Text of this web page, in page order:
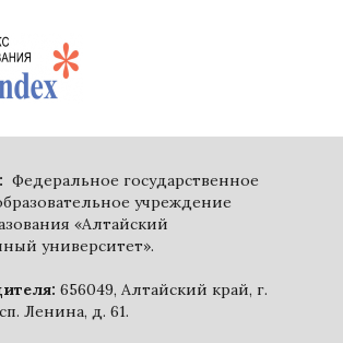
Федеральное государственное
учреждение
«Алтайский
университет».
656049, Алтайский край, г.
Ленина, д. 61.